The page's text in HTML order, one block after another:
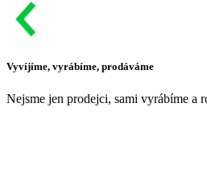
Vyvíjíme, vyrábíme, prodáváme
Nejsme jen prodejci, sami vyrábíme a